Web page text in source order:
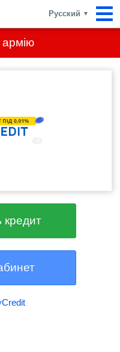
армію
Русский ▼